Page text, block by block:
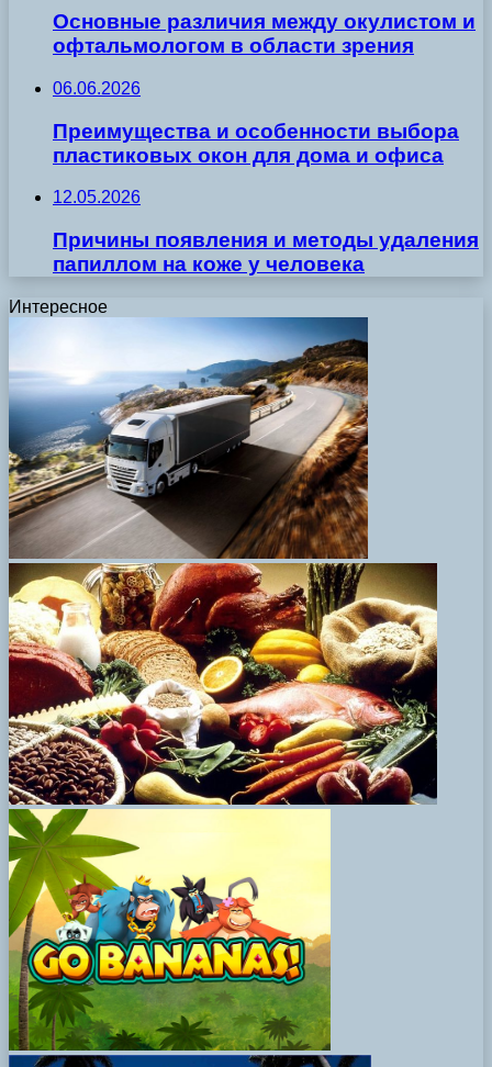
Основные различия между окулистом и
офтальмологом в области зрения
06.06.2026
Преимущества и особенности выбора
пластиковых окон для дома и офиса
12.05.2026
Причины появления и методы удаления
папиллом на коже у человека
Интересное